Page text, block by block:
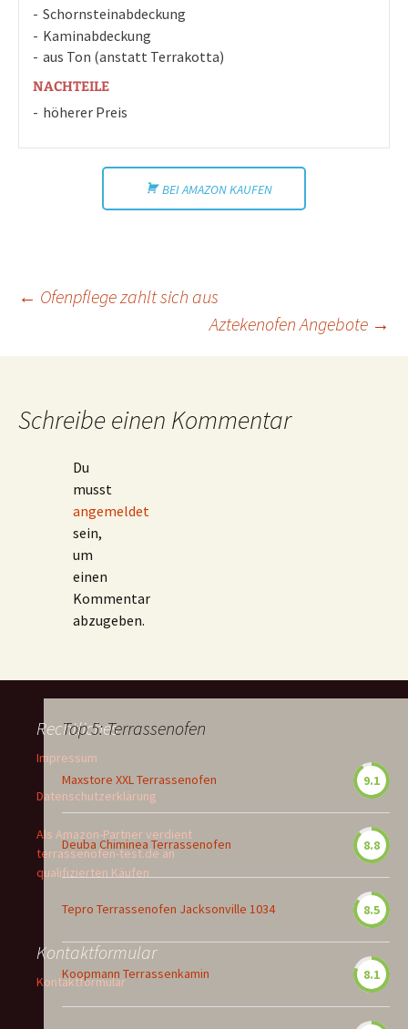
Schornsteinabdeckung
Kaminabdeckung
aus Ton (anstatt Terrakotta)
NACHTEILE
höherer Preis
BEI AMAZON KAUFEN
Beitragsnavigation
← Ofenpflege zahlt sich aus
Aztekenofen Angebote →
Schreibe einen Kommentar
Du
musst
angemeldet
sein,
um
einen
Kommentar
abzugeben.
Top 5: Terrassenofen
Maxstore XXL Terrassenofen 9.1
Deuba Chiminea Terrassenofen 8.8
Tepro Terrassenofen Jacksonville 1034 8.5
Koopmann Terrassenkamin 8.1
Rechtliches
Impressum
Datenschutzerklärung
Als Amazon-Partner verdient
terrassenofen-test.de an
qualifizierten Käufen
Kontaktformular
Kontaktformular